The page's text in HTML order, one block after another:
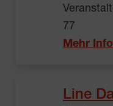
77
Mehr
Line